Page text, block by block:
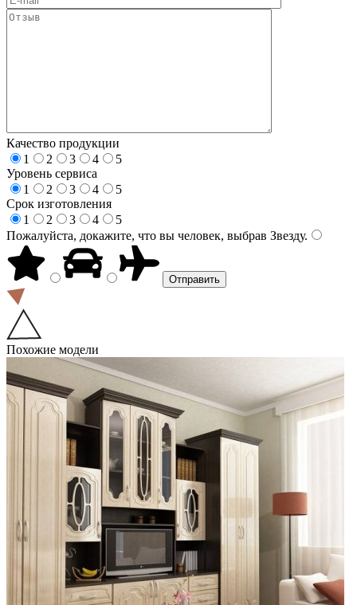
Качество продукции
1
2 3 4
5
Уровень сервиса
1
2 3 4
5
Срок изготовления
1
2 3 4
5
Пожалуйста, докажите, что вы человек, выбрав Звезду.
Похожие модели